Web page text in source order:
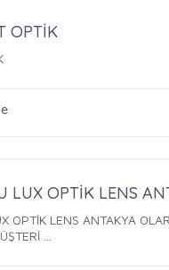
OPTİK
LUX OPTİK LENS
OPTİK LENS ANTAKYA
...